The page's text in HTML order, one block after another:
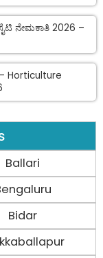
ನೇಮಕಾತಿ 2026 –
Horticulture
Ballari
Bidar